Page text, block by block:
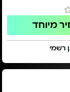
מיוחד
רשמי